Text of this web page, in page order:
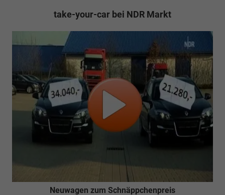
take-your-car bei NDR Markt
Neuwagen zum Schnäppchenpreis